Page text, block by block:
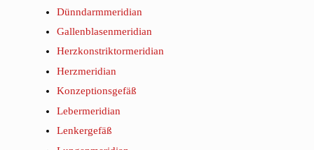
Dünndarmmeridian
Gallenblasenmeridian
Herzkonstriktormeridian
Herzmeridian
Konzeptionsgefäß
Lebermeridian
Lenkergefäß